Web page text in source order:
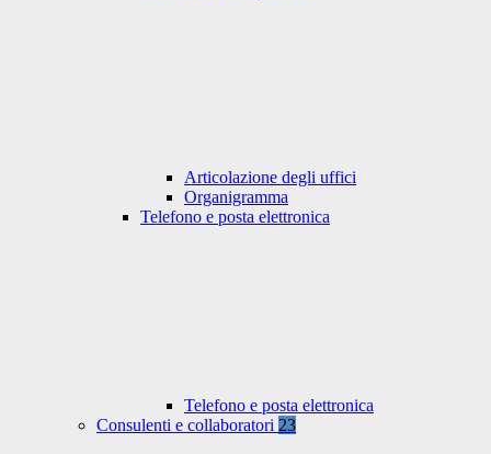
Articolazione degli uffici
Organigramma
Telefono e posta elettronica
Telefono e posta elettronica
Consulenti e collaboratori 23